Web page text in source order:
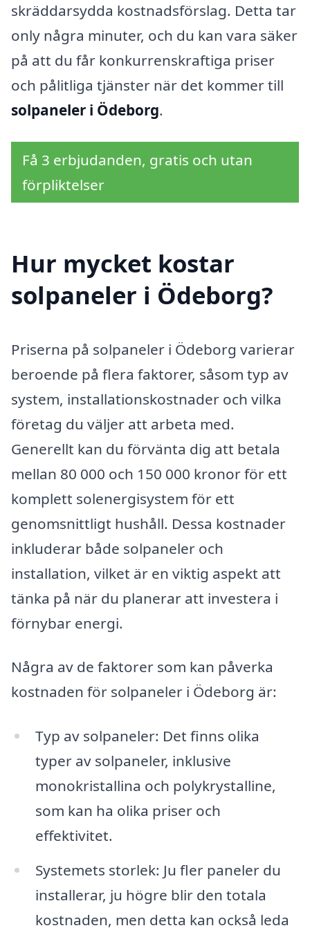
skräddarsydda kostnadsförslag. Detta tar
only några minuter, och du kan vara säker
på att du får konkurrenskraftiga priser
och pålitliga tjänster när det kommer till
solpaneler i Ödeborg.
Få 3 erbjudanden, gratis och utan
förpliktelser
Hur mycket kostar
solpaneler i Ödeborg?
Priserna på solpaneler i Ödeborg varierar
beroende på flera faktorer, såsom typ av
system, installationskostnader och vilka
företag du väljer att arbeta med.
Generellt kan du förvänta dig att betala
mellan 80 000 och 150 000 kronor för ett
komplett solenergisystem för ett
genomsnittligt hushåll. Dessa kostnader
inkluderar både solpaneler och
installation, vilket är en viktig aspekt att
tänka på när du planerar att investera i
förnybar energi.
Några av de faktorer som kan påverka
kostnaden för solpaneler i Ödeborg är:
Typ av solpaneler: Det finns olika
typer av solpaneler, inklusive
monokristallina och polykrystalline,
som kan ha olika priser och
effektivitet.
Systemets storlek: Ju fler paneler du
installerar, ju högre blir den totala
kostnaden, men detta kan också leda